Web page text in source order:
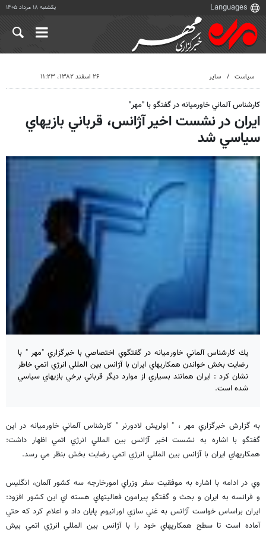
یکشنبه ۱۸ مرداد ۱۴۰۵
سیاست سایر ۲۶ اسفند ۱۳۸۲، ۱۱:۲۳
كارشناس آلماني خاورميانه در گفتگو با "مهر"
ايران در نشست اخير آژانس، قرباني بازيهاي
سياسي شد
يك كارشناس آلماني خاورميانه در گفتگوي اختصاصي با خبرگزاري "مهر " با
رضايت بخش خواندن همكاريهاي ايران با آژانس بين المللي انرژي اتمي خاطر
نشان كرد : ايران همانند بسياري از موارد ديگر قرباني برخي بازيهاي سياسي
شده است.
به گزارش خبرگزاري مهر ، " اولريش لادورنر " كارشناس آلماني خاورميانه در اين
گفتگو با اشاره به نشست اخير آژانس بين المللي انرژي اتمي اظهار داشت:
همكاريهاي ايران با آژانس بين المللي انرژي اتمي رضايت بخش بنظر مي رسد.
وي در ادامه با اشاره به موفقيت سفر وزراي امورخارجه سه كشور آلمان، انگليس
و فرانسه به ايران و بحث و گفتگو پيرامون فعاليتهاي هسته اي اين كشور افزود:
ايران براساس خواست آژانس به غني سازي اورانيوم پايان داد و اعلام كرد كه حتي
آماده است تا سطح همكاريهاي خود را با آژانس بين المللي انرژي اتمي بيش